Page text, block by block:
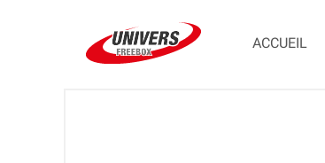
ACCUEIL